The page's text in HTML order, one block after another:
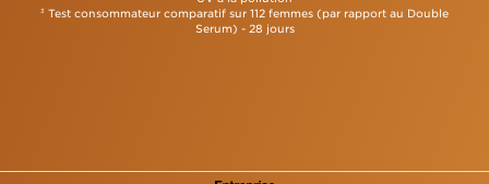
3
Test consommateur comparatif sur 112 femmes (par rapport au Double
Serum) - 28 jours